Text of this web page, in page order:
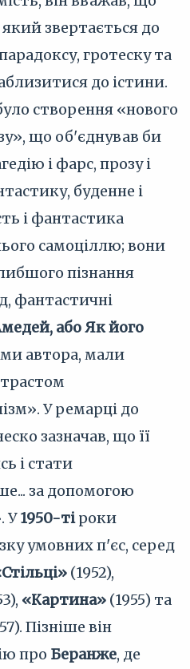
звертається до
гротеску та
до істини.
створення «нового
що об'єднував би
і фарс, прозу і
буденне і
і фантастика
самоціллю; вони
пізнання
фантастичні
або Як його
автора, мали
У ремарці до
зазначав, що її
і стати
за допомогою
У1950-тіроки
умовних п'єс, серед
(1952),
«Картина» (1955) та
Пізніше він
про Беранже, де